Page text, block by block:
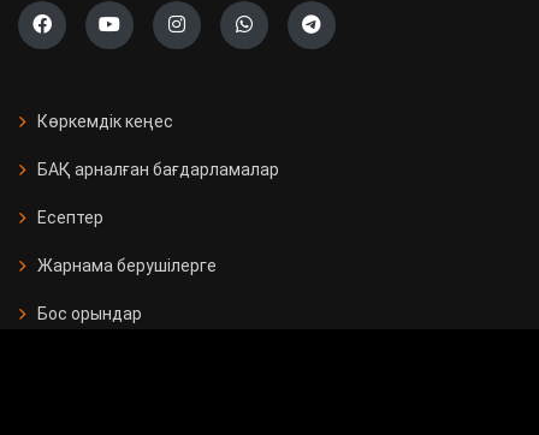
Көркемдік кеңес
БАҚ арналған бағдарламалар
Есептер
Жарнама берушілерге
Бос орындар